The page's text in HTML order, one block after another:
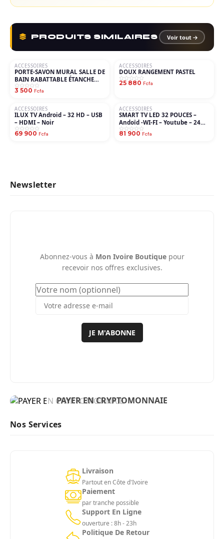
PRODUITS SIMILAIRES Voir tout
ACCESSOIRES
PORTE-SAVON MURAL SALLE DE
BAIN RABATTABLE ÉTANCHE
AUTO-DRAINANT
3 500 Fcfa
ACCESSOIRES
DOUX RANGEMENT PASTEL
25 880 Fcfa
ACCESSOIRES
ILUX TV Android – 32 HD – USB
– HDMI – Noir
69 900 Fcfa
ACCESSOIRES
SMART TV LED 32 POUCES –
Andoïd -WI-FI – Youtube – 24
Mois De Garantie
81 900 Fcfa
Newsletter
Abonnez-vous à Mon Ivoire Boutiquepour
recevoir nos offres exclusives.
JE M'ABONNE
PAYER EN CRYPTOMONNAIE
Nos Services
Livraison
Partout en Côte d'Ivoire
Paiement
par tranche possible
Support En Ligne
ouverture : 8h - 23h
Politique De Retour